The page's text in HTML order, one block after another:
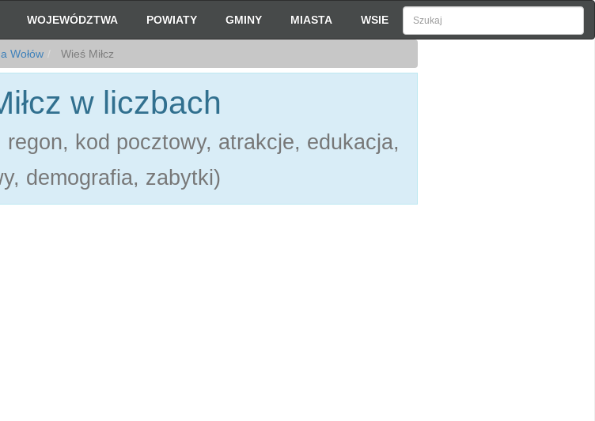
WOJEWÓDZTWA POWIATY GMINY MIASTA WSIE
Wołów Wieś Miłcz
w liczbach
kod pocztowy, atrakcje, edukacja,
demografia, zabytki)